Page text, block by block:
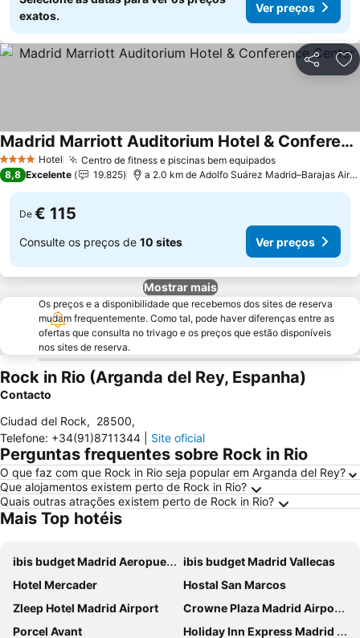
exatos.
Ver preços
Partilhar
4 EstrelasHotel Centro de fitness e piscinas bem equipados
Madrid Marriott Auditorium Hotel & Conference Center
8,8 Excelente 19.825 a 2.0 km de Adolfo Suárez Madrid–Barajas Airport
De € 115
Consulte os preços de 10 sites Ver preços
Mostrar mais
Os preços e a disponibilidade que recebemos dos sites de reserva
mudam frequentemente. Como tal, pode haver diferenças entre as
ofertas que consulta no trivago e os preços que estão disponíveis
nos sites de reserva.
Rock in Rio (Arganda del Rey, Espanha)
Contacto
Ciudad del Rock, 28500,
Telefone: +34(91)8711344 Site oficial
Perguntas frequentes sobre Rock in Rio
O que faz com que Rock in Rio seja popular em Arganda del Rey?
Que alojamentos existem perto de Rock in Rio?
Quais outras atrações existem perto de Rock in Rio?
Mais Top hotéis
ibis budget Madrid Aeropuerto
ibis budget Madrid Vallecas
Hotel Mercader
Hostal San Marcos
Zleep Hotel Madrid Airport
Crowne Plaza Madrid Airport By Ihg
Porcel Avant
Holiday Inn Express Madrid - Airport By Ihg